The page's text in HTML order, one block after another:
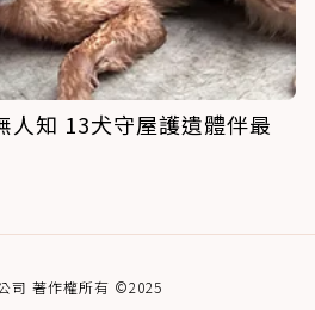
人知 13犬守屋護遺體伴最
司 著作權所有 ©2025